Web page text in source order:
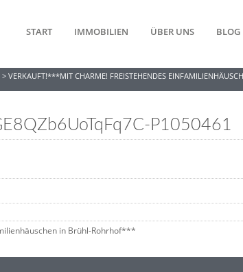
START IMMOBILIEN ÜBER UNS BLOG
> VERKAUFT!***MIT CHARME! FREISTEHENDES
P1050461
in Brühl-Rohrhof***